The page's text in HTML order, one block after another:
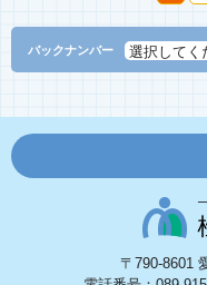
バックナンバー
〒790-8601